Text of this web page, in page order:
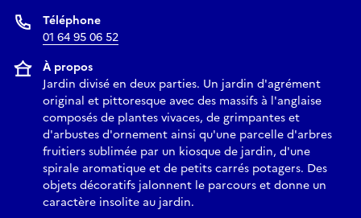
Téléphone
01 64 95 06 52
À propos
Jardin divisé en deux parties. Un jardin d'agrément
original et pittoresque avec des massifs à l'anglaise
composés de plantes vivaces, de grimpantes et
d'arbustes d'ornement ainsi qu'une parcelle d'arbres
fruitiers sublimée par un kiosque de jardin, d'une
spirale aromatique et de petits carrés potagers. Des
objets décoratifs jalonnent le parcours et donne un
caractère insolite au jardin.